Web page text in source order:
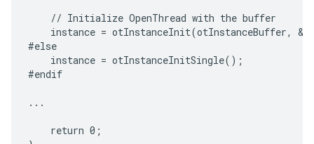
    // Initialize OpenThread with the buffer
instance = otInstanceInit(otInstanceBuffer,
#else
    instance = otInstanceInitSingle();
#endif
...
    return 0;